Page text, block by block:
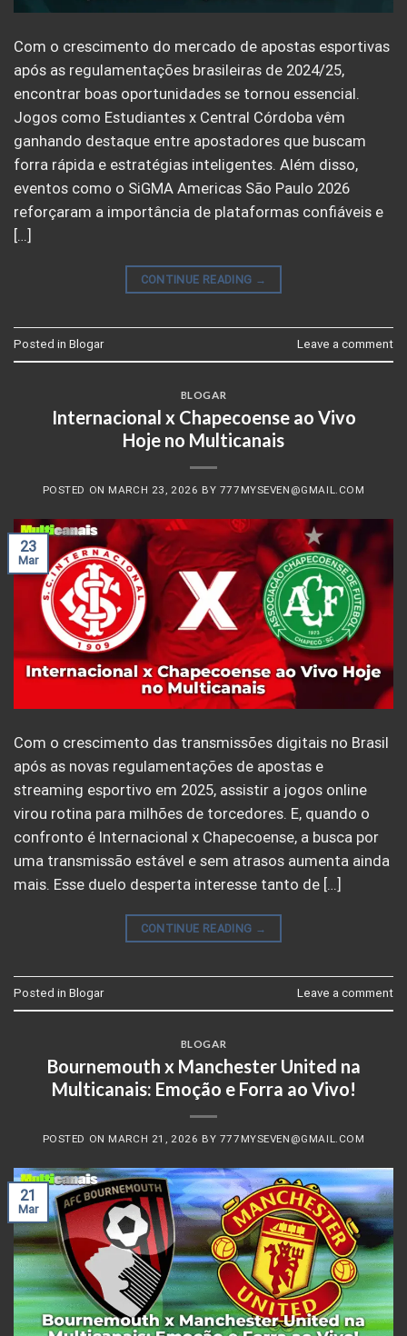
Com o crescimento do mercado de apostas esportivas
após as regulamentações brasileiras de 2024/25,
encontrar boas oportunidades se tornou essencial.
Jogos como Estudiantes x Central Córdoba vêm
ganhando destaque entre apostadores que buscam
forra rápida e estratégias inteligentes. Além disso,
eventos como o SiGMA Americas São Paulo 2026
reforçaram a importância de plataformas confiáveis e
[…]
CONTINUE READING →
Posted in Blogar Leave a comment
BLOGAR
Internacional x Chapecoense ao Vivo
Hoje no Multicanais
POSTED ON MARCH 23, 2026 BY 777MYSEVEN@GMAIL.COM
23
Mar
Com o crescimento das transmissões digitais no Brasil
após as novas regulamentações de apostas e
streaming esportivo em 2025, assistir a jogos online
virou rotina para milhões de torcedores. E, quando o
confronto é Internacional x Chapecoense, a busca por
uma transmissão estável e sem atrasos aumenta ainda
mais. Esse duelo desperta interesse tanto de […]
CONTINUE READING →
Posted in Blogar Leave a comment
BLOGAR
Bournemouth x Manchester United na
Multicanais: Emoção e Forra ao Vivo!
POSTED ON MARCH 21, 2026 BY 777MYSEVEN@GMAIL.COM
21
Mar